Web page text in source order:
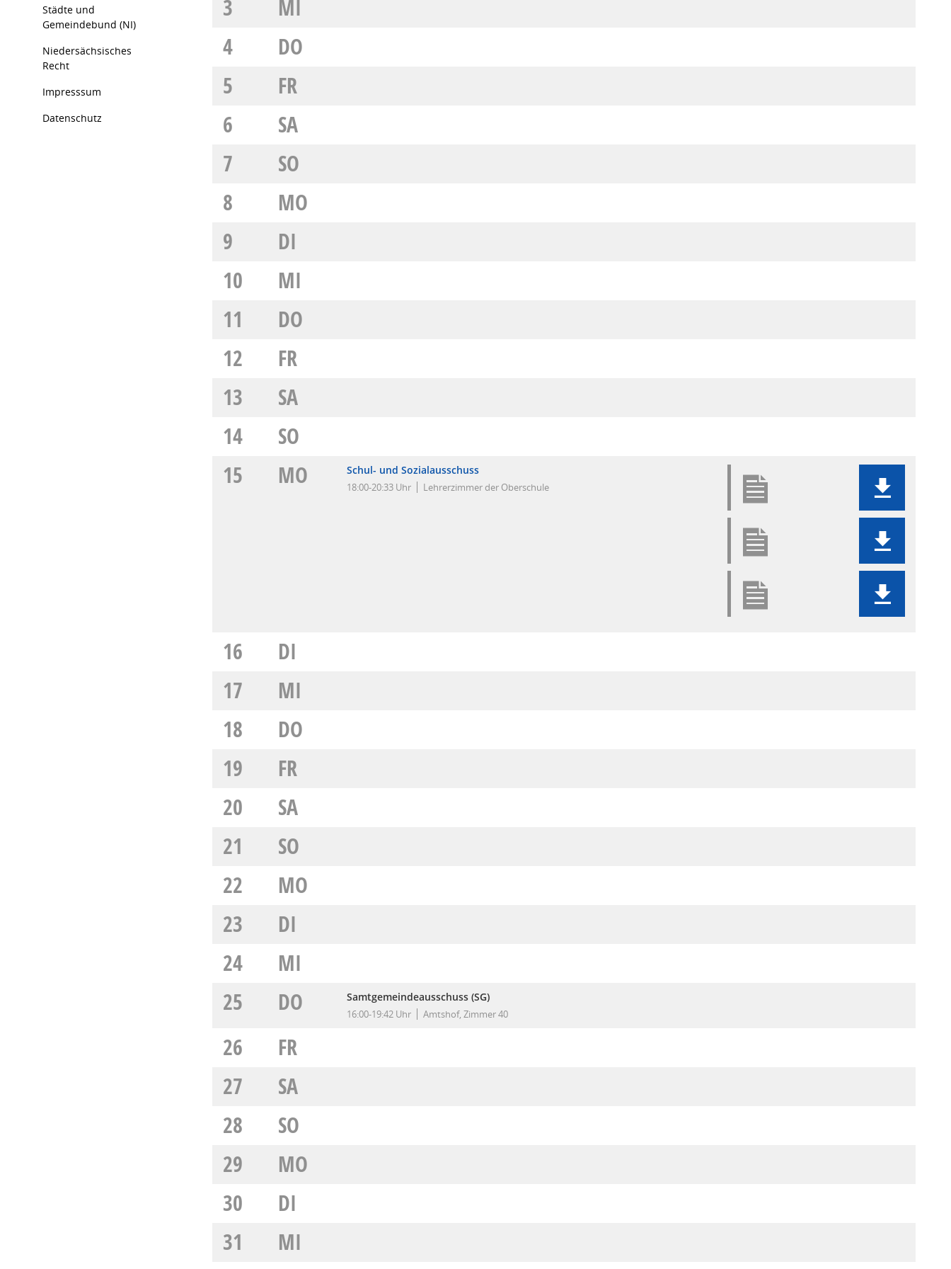
Städte und
Gemeindebund (NI)
Niedersächsisches
Recht
Impresssum
Datenschutz
3
MI
4
DO
5
FR
6
SA
7
SO
8
MO
9
DI
10
MI
11
DO
12
FR
13
SA
14
SO
15
MO Schul- und Sozialausschuss
18:00-20:33 Uhr Lehrerzimmer der Oberschule
16
DI
17
MI
18
DO
19
FR
20
SA
21
SO
22
MO
23
DI
24
MI
25
DO Samtgemeindeausschuss (SG)
16:00-19:42 Uhr Amtshof, Zimmer 40
26
FR
27
SA
28
SO
29
MO
30
DI
31
MI